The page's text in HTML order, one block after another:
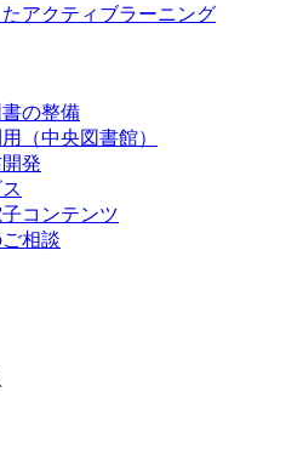
アクティブラーニング
の整備
（中央図書館）
発
コンテンツ
相談